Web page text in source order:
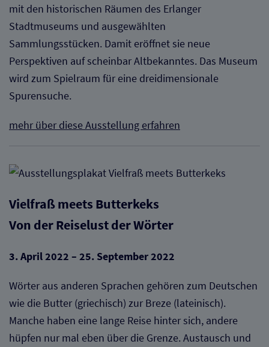
mit den historischen Räumen des Erlanger
Stadtmuseums und ausgewählten
Sammlungsstücken. Damit eröffnet sie neue
Perspektiven auf scheinbar Altbekanntes. Das Museum
wird zum Spielraum für eine dreidimensionale
Spurensuche.
mehr über diese Ausstellung erfahren
Vielfraß meets Butterkeks
Von der Reiselust der Wörter
3. April 2022 – 25. September 2022
Wörter aus anderen Sprachen gehören zum Deutschen
wie die Butter (griechisch) zur Breze (lateinisch).
Manche haben eine lange Reise hinter sich, andere
hüpfen nur mal eben über die Grenze. Austausch und